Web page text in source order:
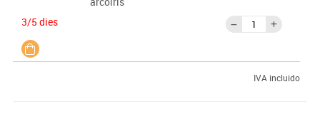
3/5 dies
IVA incluido